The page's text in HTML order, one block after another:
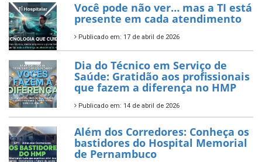
Você pode não ver… mas a TI está
presente em cada atendimento
Publicado em: 17 de abril de 2026
Dia do Técnico em Serviço de
Saúde: Gratidão aos profissionais
que fazem a diferença no HMP
Publicado em: 14 de abril de 2026
Além dos Corredores: Conheça os
bastidores do Hospital Memorial
de Pernambuco